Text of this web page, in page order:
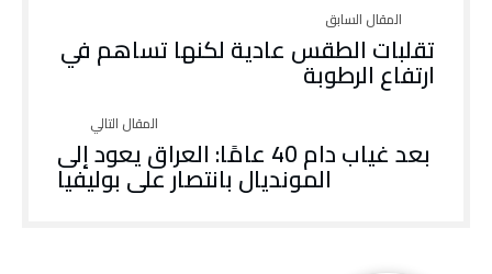
تقلبات الطقس عادية لكنها تساهم في
ارتفاع الرطوبة
بعد غياب دام 40 عامًا: العراق يعود إلى
المونديال بانتصار على بوليفيا